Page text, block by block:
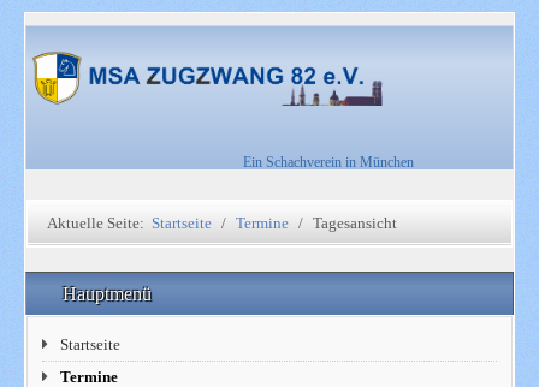
Ein Schachverein in München
Aktuelle Seite: Startseite Termine Tagesansicht
Hauptmenü
Startseite
Termine